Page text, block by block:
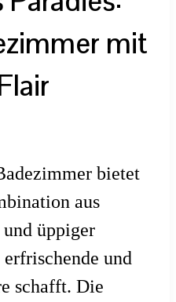
mit
bietet
aus
üppiger
und
schafft. Die